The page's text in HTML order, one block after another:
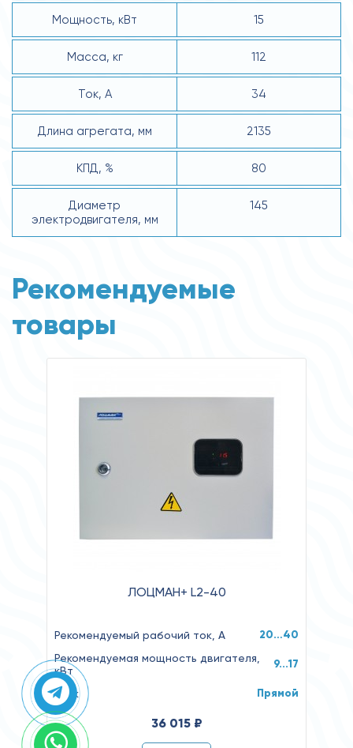
Мощность, кВт 15
Масса, кг 112
Ток, А 34
Длина агрегата, мм 2135
КПД, % 80
Диаметр
электродвигателя, мм
145
Рекомендуемые
товары
ЛОЦМАН+ L2-40
Рекомендуемый рабочий ток, А 20…40
Рекомендуемая мощность двигателя,
кВт
9...17
Пуск Прямой
36 015 ₽